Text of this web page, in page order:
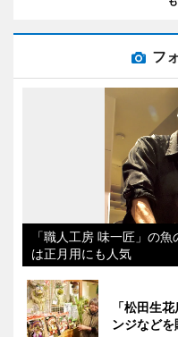
フ
「職人工房 味一匠」の
は正月用にも人気
「松田生
ンジなどを